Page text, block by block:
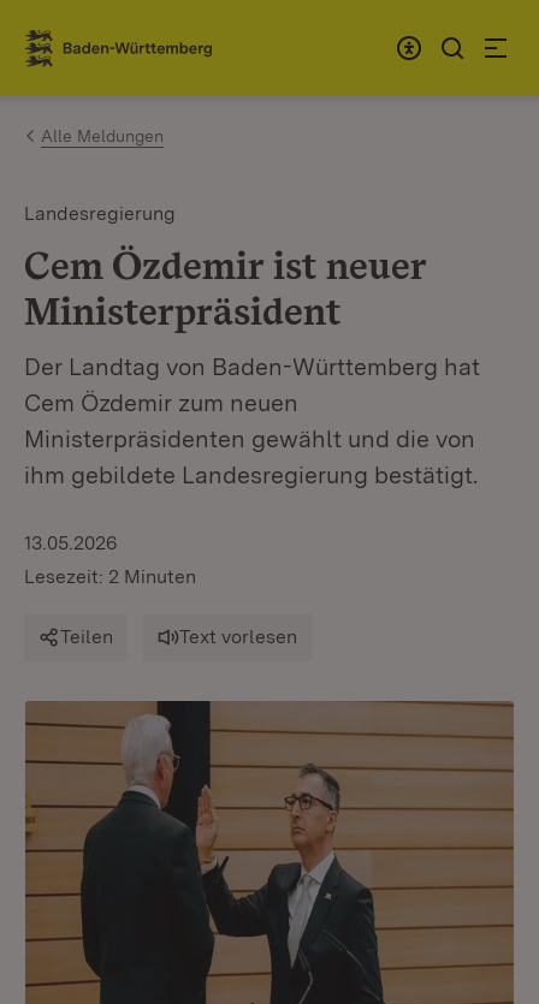
Zum Inhalt springen
Link zur Startseite
Alle Meldungen
Landesregierung
Cem Özdemir ist neuer
Ministerpräsident
Der Landtag von Baden-Württemberg hat
Cem Özdemir zum neuen
Ministerpräsidenten gewählt und die von
ihm gebildete Landesregierung bestätigt.
13.05.2026
Lesezeit: 2 Minuten
Teilen Text vorlesen